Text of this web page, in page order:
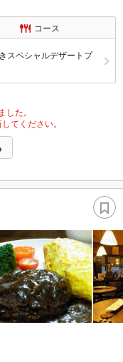
コース
スペシャルデザートプ
た。
てください。